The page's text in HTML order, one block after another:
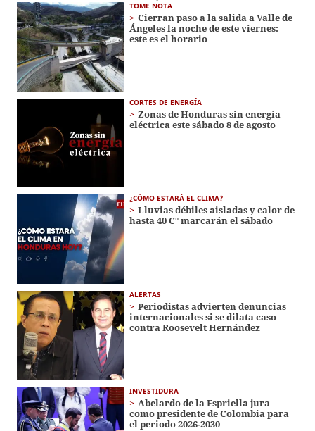
TOME NOTA
Cierran paso a la salida a Valle de
Ángeles la noche de este viernes:
este es el horario
CORTES DE ENERGÍA
Zonas de Honduras sin energía
eléctrica este sábado 8 de agosto
¿CÓMO ESTARÁ EL CLIMA?
Lluvias débiles aisladas y calor de
hasta 40 C° marcarán el sábado
ALERTAS
Periodistas advierten denuncias
internacionales si se dilata caso
contra Roosevelt Hernández
INVESTIDURA
Abelardo de la Espriella jura
como presidente de Colombia para
el periodo 2026-2030